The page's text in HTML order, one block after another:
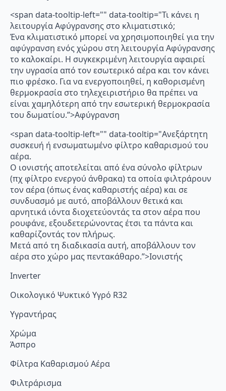
<span data-tooltip-left="" data-tooltip="Τι κάνει η
λειτουργία Αφύγρανσης στο κλιματιστικό;
Ένα κλιματιστικό μπορεί να χρησιμοποιηθεί για την
αφύγρανση ενός χώρου στη λειτουργία Αφύγρανσης
το καλοκαίρι. Η συγκεκριμένη λειτουργία αφαιρεί
την υγρασία από τον εσωτερικό αέρα και τον κάνει
πιο φρέσκο. Για να ενεργοποιηθεί, η καθορισμένη
θερμοκρασία στο τηλεχειριστήριο θα πρέπει να
είναι χαμηλότερη από την εσωτερική θερμοκρασία
του δωματίου.”>Αφύγρανση
<span data-tooltip-left="" data-tooltip="Ανεξάρτητη
συσκευή ή ενσωματωμένο φίλτρο καθαρισμού του
αέρα.
Ο ιονιστής αποτελείται από ένα σύνολο φίλτρων
(πχ φίλτρο ενεργού άνθρακα) τα οποία φιλτράρουν
τον αέρα (όπως ένας καθαριστής αέρα) και σε
συνδυασμό με αυτό, αποβάλλουν θετικά και
αρνητικά ιόντα διοχετεύοντάς τα στον αέρα που
ρουφάνε, εξουδετερώνοντας έτσι τα πάντα και
καθαρίζοντάς τον πλήρως.
Μετά από τη διαδικασία αυτή, αποβάλλουν τον
αέρα στο χώρο μας πεντακάθαρο.”>Ιονιστής
Inverter
Οικολογικό Ψυκτικό Υγρό R32
Υγραντήρας
Χρώμα
Άσπρο
Φίλτρα Καθαρισμού Αέρα
Φιλτράρισμα